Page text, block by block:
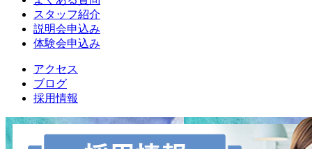
スタッフ紹介
説明会申込み
体験会申込み
アクセス
ブログ
採用情報